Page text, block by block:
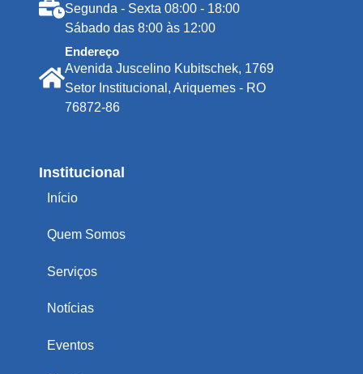
Segunda - Sexta 08:00 - 18:00
Sábado das 8:00 às 12:00
Endereço
Avenida Juscelino Kubitschek, 1769
Setor Institucional, Ariquemes - RO
76872-86
Institucional
Início
Quem Somos
Serviços
Notícias
Eventos